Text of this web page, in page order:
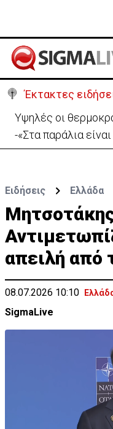
Έκτακτες
«Βολές» ΠτΔ σε
τελειώσει με τους
Ειδήσεις Ελλάδα
απειλή από
08.07.2026 10:10
SigmaLive